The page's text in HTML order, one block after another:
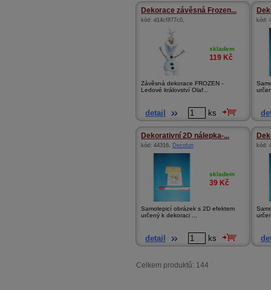
Dekorace závěsná Frozen...
kód: d14cf877c0,
skladem
119 Kč
Závěsná dekorace FROZEN -
Ledové království Olaf...
detail ks
kód:
Dekorativní 2D nálepka-...
kód: 44316, Decofun
skladem
39 Kč
Samolepicí obrázek s 2D efektem
určený k dekoraci ...
detail ks
kód:
Celkem produktů: 144